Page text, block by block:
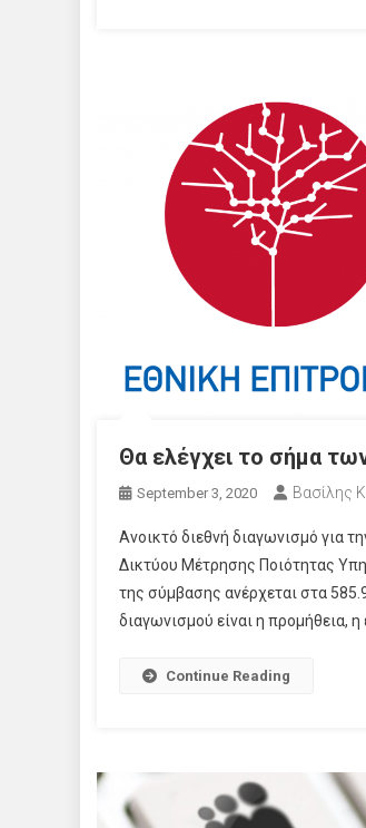
Θα ελέγχει το σήμα
September 3, 2020 Βασίλης
Ανοικτό διεθνή διαγωνισμό για
Δικτύου Μέτρησης Ποιότητας
της σύμβασης ανέρχεται στα
διαγωνισμού είναι η προμήθεια,
Continue Reading